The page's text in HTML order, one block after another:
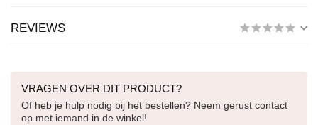
REVIEWS
VRAGEN OVER DIT PRODUCT?
Of heb je hulp nodig bij het bestellen? Neem gerust contact
op met iemand in de winkel!